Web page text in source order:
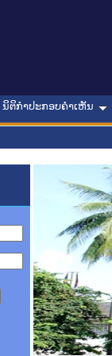
ນິຕິກໍາປະກອບຄໍາເຫັນ